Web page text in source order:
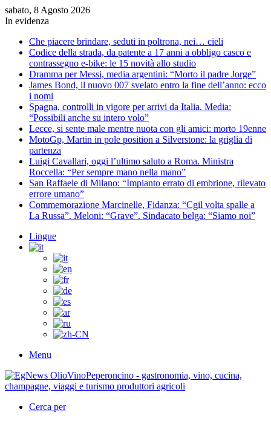
sabato, 8 Agosto 2026
In evidenza
Che piacere brindare, seduti in poltrona, nei… cieli
Codice della strada, da patente a 17 anni a obbligo casco e
contrassegno e-bike: le 15 novità allo studio
Dramma per Messi, media argentini: “Morto il padre Jorge”
James Bond, il nuovo 007 svelato entro la fine dell’anno: ecco
i nomi
Spagna, controlli in vigore per arrivi da Italia. Media:
“Possibili anche su intero volo”
Lecce, si sente male mentre nuota con gli amici: morto 19enne
MotoGp, Martin in pole position a Silverstone: la griglia di
partenza
Luigi Cavallari, oggi l’ultimo saluto a Roma. Ministra
Roccella: “Per sempre mano nella mano”
San Raffaele di Milano: “Impianto errato di embrione, rilevato
errore umano”
Commemorazione Marcinelle, Fidanza: “Cgil volta spalle a
La Russa”. Meloni: “Grave”. Sindacato belga: “Siamo noi”
Lingue
Menu
Cerca per